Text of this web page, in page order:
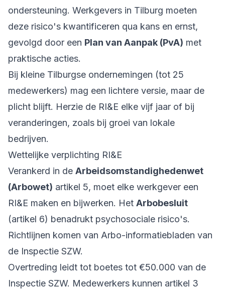
ondersteuning. Werkgevers in Tilburg moeten
deze risico's kwantificeren qua kans en ernst,
gevolgd door een Plan van Aanpak (PvA) met
praktische acties.
Bij kleine Tilburgse ondernemingen (tot 25
medewerkers) mag een lichtere versie, maar de
plicht blijft. Herzie de RI&E elke vijf jaar of bij
veranderingen, zoals bij groei van lokale
bedrijven.
Wettelijke verplichting RI&E
Verankerd in de Arbeidsomstandighedenwet
(Arbowet) artikel 5, moet elke werkgever een
RI&E maken en bijwerken. Het Arbobesluit
(artikel 6) benadrukt psychosociale risico's.
Richtlijnen komen van Arbo-informatiebladen van
de Inspectie SZW.
Overtreding leidt tot boetes tot €50.000 van de
Inspectie SZW. Medewerkers kunnen artikel 3